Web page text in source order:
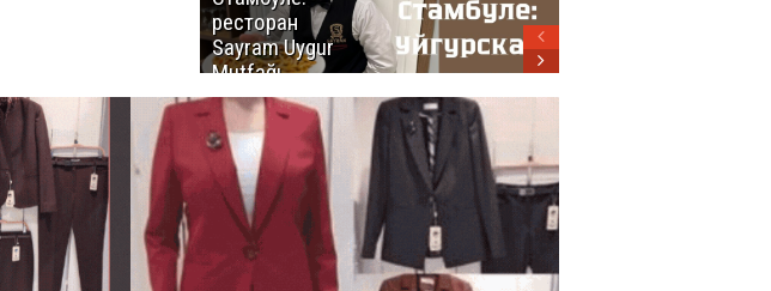
ресторан
Sayram Uygur
Mutfağı